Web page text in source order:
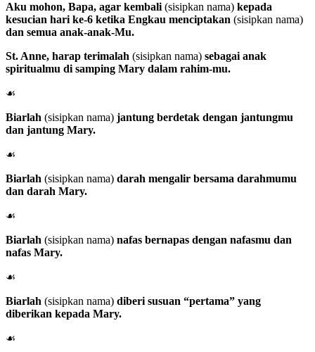
Aku mohon, Bapa, agar kembali (sisipkan nama) kepada
kesucian hari ke-6 ketika Engkau menciptakan (sisipkan nama)
dan semua anak-anak-Mu.
St. Anne, harap terimalah (sisipkan nama) sebagai anak
spiritualmu di samping Mary dalam rahim-mu.
☙
Biarlah (sisipkan nama) jantung berdetak dengan jantungmu
dan jantung Mary.
☙
Biarlah (sisipkan nama) darah mengalir bersama darahmumu
dan darah Mary.
☙
Biarlah (sisipkan nama) nafas bernapas dengan nafasmu dan
nafas Mary.
☙
Biarlah (sisipkan nama) diberi susuan “pertama” yang
diberikan kepada Mary.
☙